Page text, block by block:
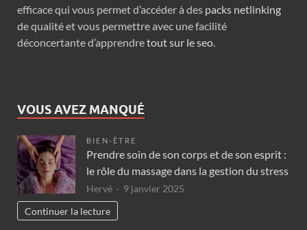
efficace qui vous permet d’accéder à des packs netlinking
de qualité et vous permettre avec une facilité
déconcertante d’apprendretout sur le seo.
VOUS AVEZ MANQUÉ
BIEN-ÊTRE
Prendre soin de son corps et de son esprit :
le rôle du massage dans la gestion du stress
Hervé
9 janvier 2025
Continuer la lecture